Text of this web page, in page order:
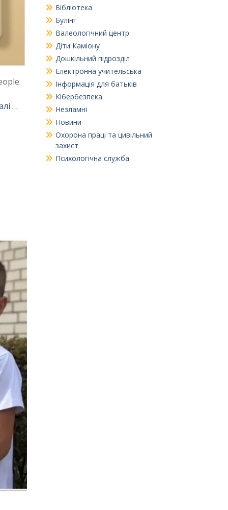
…
Бібліотека
Булінг
Валеологічний центр
Діти Каміону
Дошкільний підрозділ
Електронна учительська
Інформація для батьків
Кібербезпека
Незламні
Новини
Охорона праці та цивільний
захист
Психологічна служба